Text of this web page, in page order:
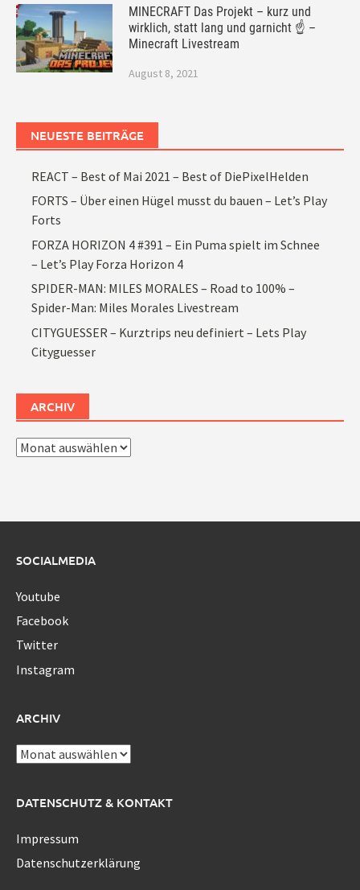
MINECRAFT Das Projekt – kurz und
wirklich, statt lang und garnicht ☝ –
Minecraft Livestream
August 8, 2021
NEUESTE BEITRÄGE
REACT – Best of Mai 2021 – Best of DiePixelHelden
FORTS – Über einen Hügel musst du bauen – Let’s Play
Forts
FORZA HORIZON 4 #391 – Ein Puma spielt im Schnee
– Let’s Play Forza Horizon 4
SPIDER-MAN: MILES MORALES – Road to 100% –
Spider-Man: Miles Morales Livestream
CITYGUESSER – Kurztrips neu definiert – Lets Play
Cityguesser
ARCHIV
Archiv
SOCIALMEDIA
Youtube
Facebook
Twitter
Instagram
ARCHIV
Archiv
DATENSCHUTZ & KONTAKT
Impressum
Datenschutzerklärung